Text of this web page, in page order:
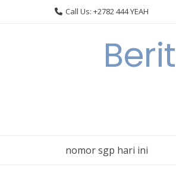
Call Us: +2782 444 YEAH
nomor sgp hari ini